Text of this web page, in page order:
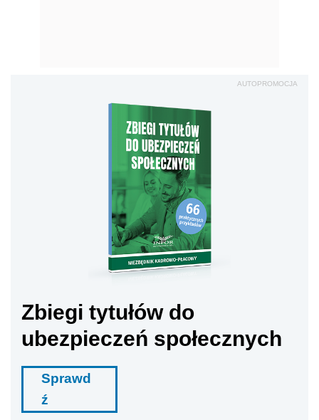
AUTOPROMOCJA
Zbiegi tytułów do
ubezpieczeń społecznych
Sprawd
ź